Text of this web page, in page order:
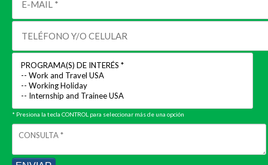
* Presiona la tecla CONTROL para seleccionar más de una opción